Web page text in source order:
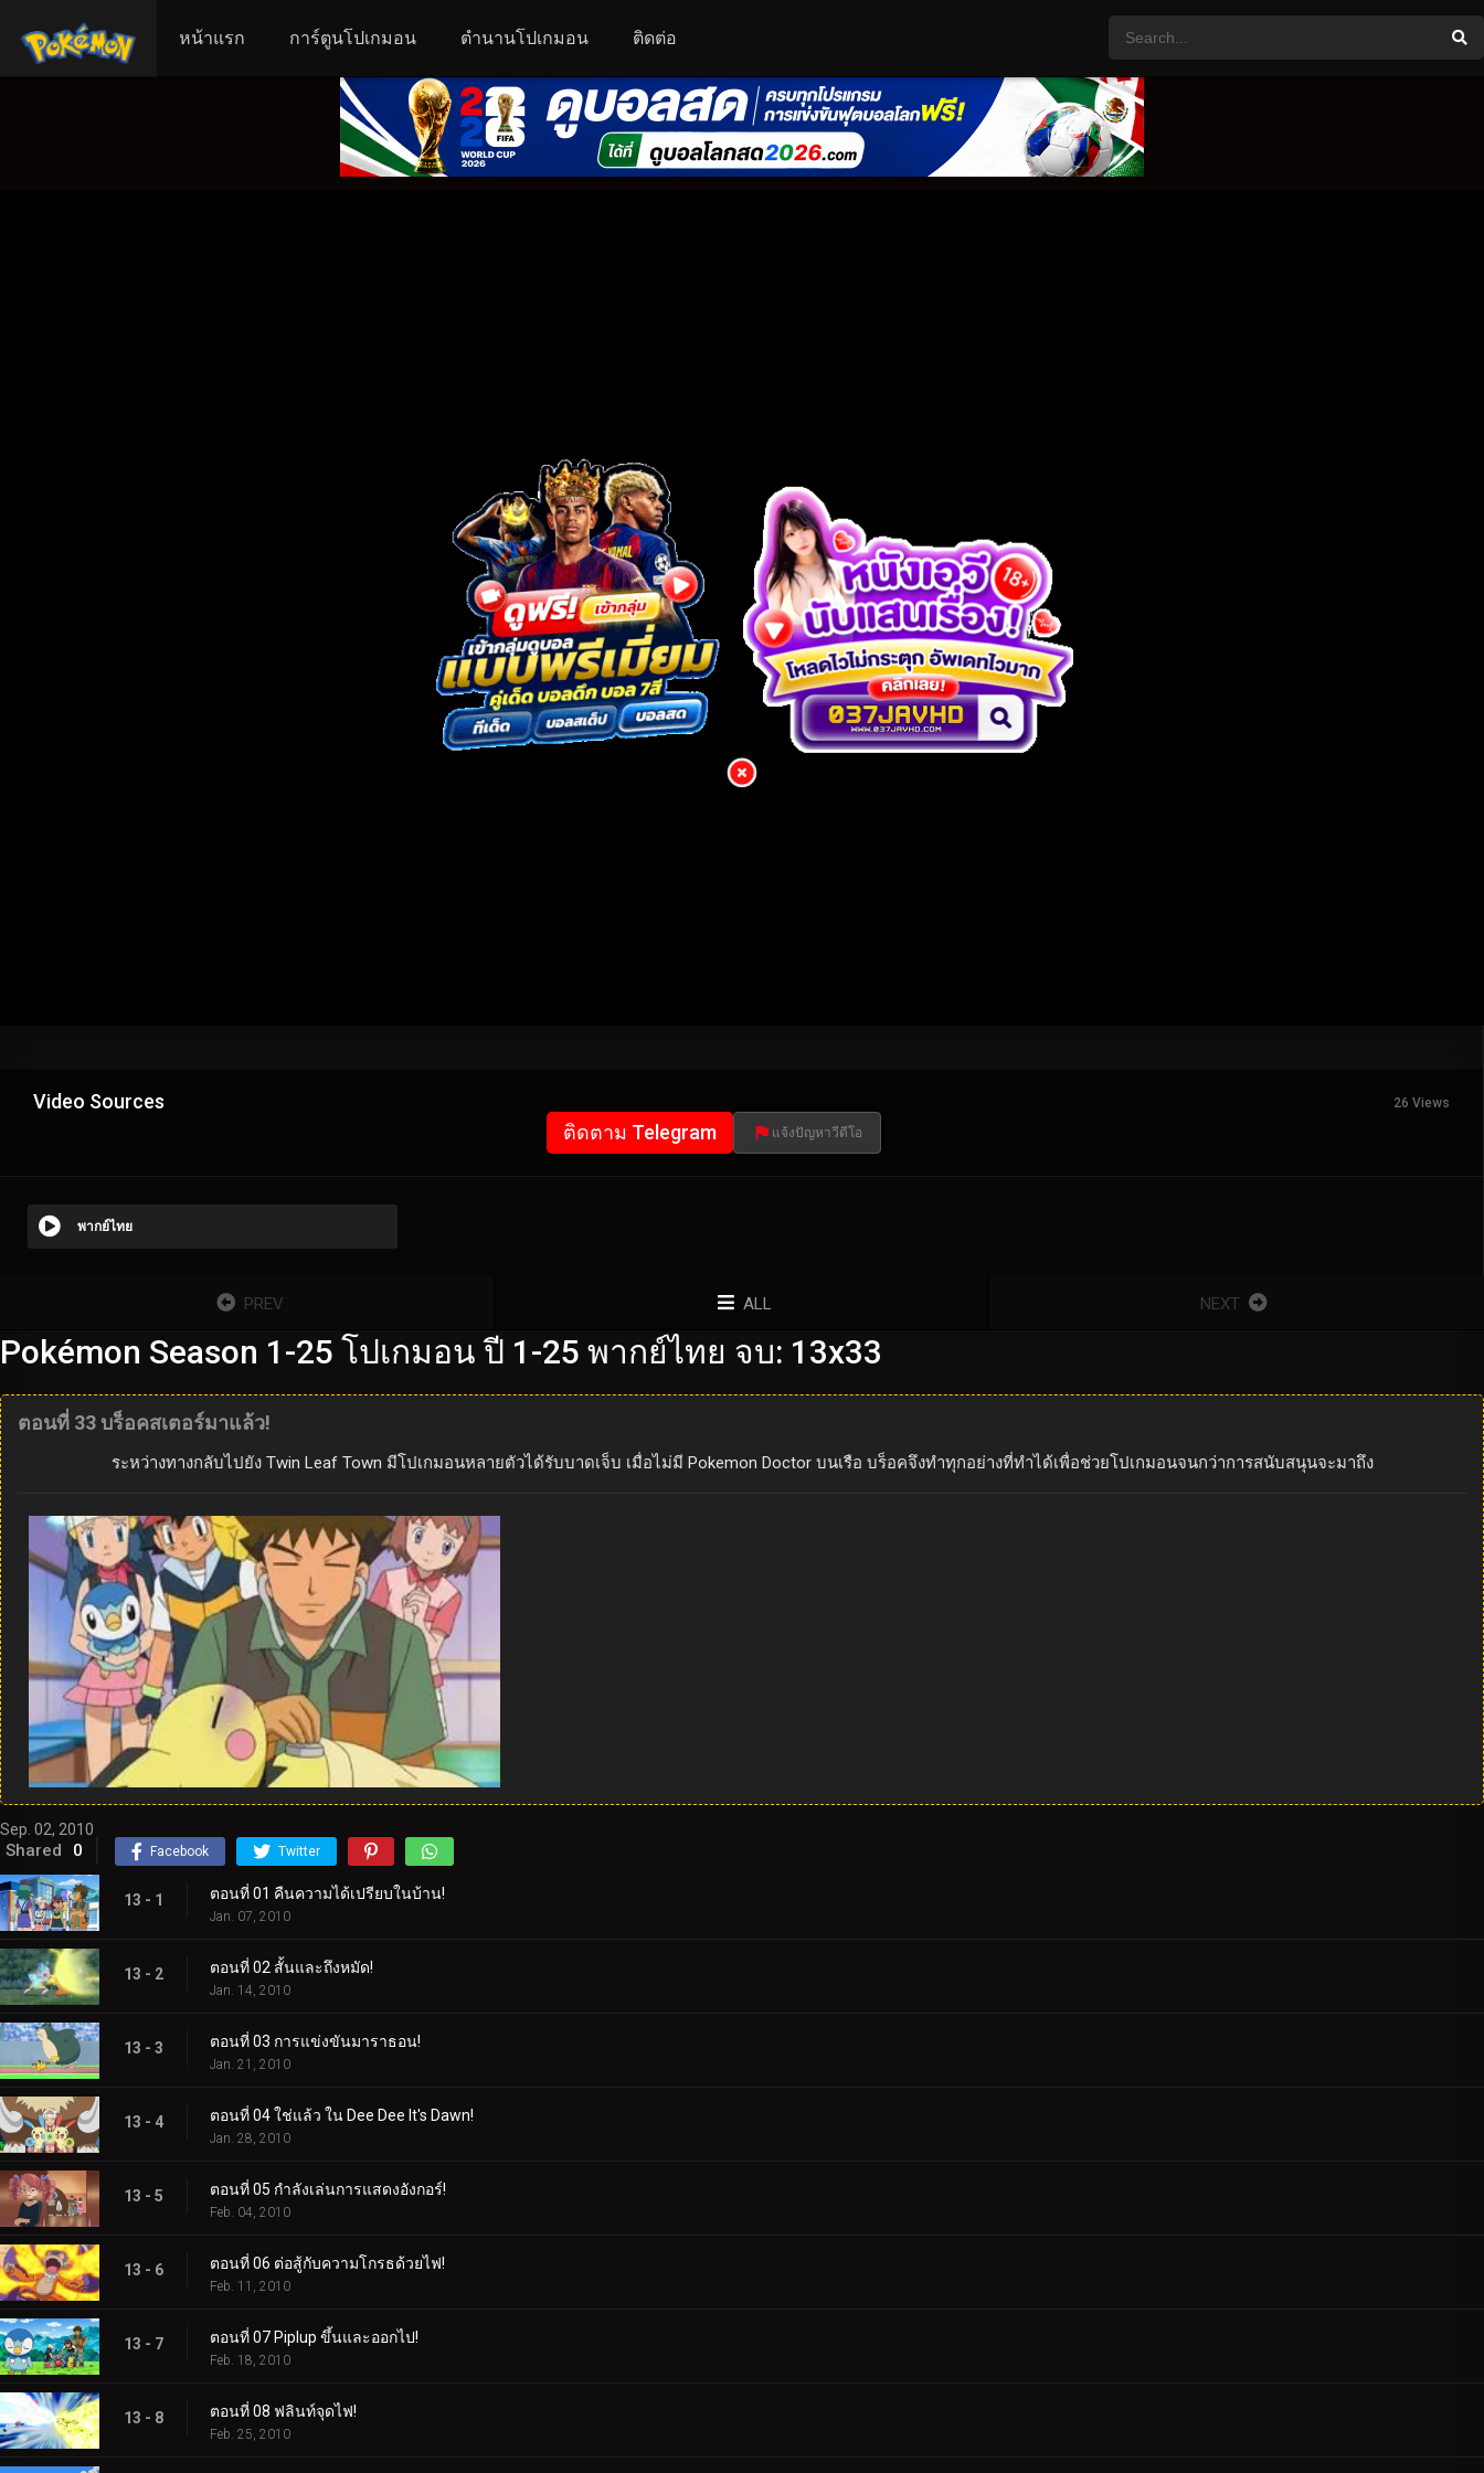
หน้าแรก การ์ตูนโปเกมอน ตำนานโปเกมอน ติดต่อ
Video Sources 26 Views
ติดตาม Telegram แจ้งปัญหาวีดีโอ
พากย์ไทย
PREV ALL NEXT
Pokémon Season 1-25 โปเกมอน ปี 1-25 พากย์ไทย จบ: 13x33
ตอนที่ 33 บร็อคสเตอร์มาแล้ว!
ระหว่างทางกลับไปยัง Twin Leaf Town มีโปเกมอนหลายตัวได้รับบาดเจ็บ เมื่อไม่มี Pokemon Doctor บนเรือ บร็อคจึงทำทุกอย่างที่ทำได้เพื่อช่วยโปเกมอนจนกว่าการสนับสนุนจะมาถึง
Sep. 02, 2010
Shared 0 Facebook Twitter
13 - 1 ตอนที่ 01 คืนความได้เปรียบในบ้าน!
Jan. 07, 2010
13 - 2 ตอนที่ 02 สั้นและถึงหมัด!
Jan. 14, 2010
13 - 3 ตอนที่ 03 การแข่งขันมาราธอน!
Jan. 21, 2010
13 - 4 ตอนที่ 04 ใช่แล้ว ใน Dee Dee It's Dawn!
Jan. 28, 2010
13 - 5 ตอนที่ 05 กำลังเล่นการแสดงอังกอร์!
Feb. 04, 2010
13 - 6 ตอนที่ 06 ต่อสู้กับความโกรธด้วยไฟ!
Feb. 11, 2010
13 - 7 ตอนที่ 07 Piplup ขึ้นและออกไป!
Feb. 18, 2010
13 - 8 ตอนที่ 08 ฟลินท์จุดไฟ!
Feb. 25, 2010